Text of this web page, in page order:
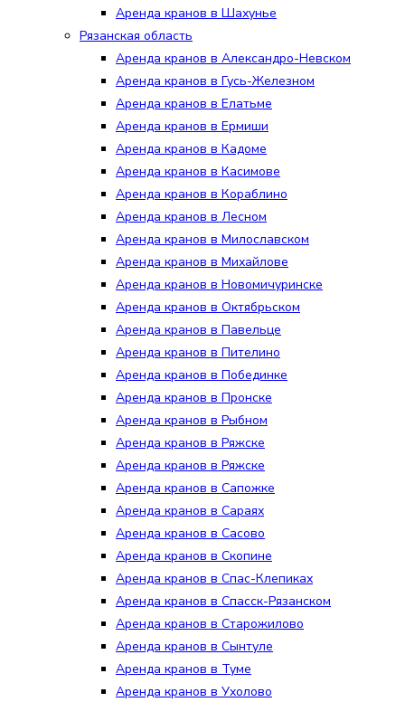
Аренда кранов в Шахунье
Рязанская область
Аренда кранов в Александро-Невском
Аренда кранов в Гусь-Железном
Аренда кранов в Елатьме
Аренда кранов в Ермиши
Аренда кранов в Кадоме
Аренда кранов в Касимове
Аренда кранов в Кораблино
Аренда кранов в Лесном
Аренда кранов в Милославском
Аренда кранов в Михайлове
Аренда кранов в Новомичуринске
Аренда кранов в Октябрьском
Аренда кранов в Павельце
Аренда кранов в Пителино
Аренда кранов в Побединке
Аренда кранов в Пронске
Аренда кранов в Рыбном
Аренда кранов в Ряжске
Аренда кранов в Ряжске
Аренда кранов в Сапожке
Аренда кранов в Сараях
Аренда кранов в Сасово
Аренда кранов в Скопине
Аренда кранов в Спас-Клепиках
Аренда кранов в Спасск-Рязанском
Аренда кранов в Старожилово
Аренда кранов в Сынтуле
Аренда кранов в Туме
Аренда кранов в Ухолово